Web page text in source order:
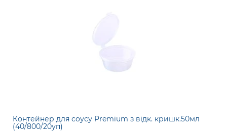
Контейнер для соусу Premium з відк. кришк.50мл
(40/800/20уп)